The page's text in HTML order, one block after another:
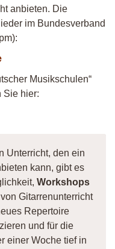
anbieten. Die
im Bundesverband
Musikschulen“
Sie hier:
Unterricht, den ein
kann, gibt es
Workshops
Gitarrenunterricht
Repertoire
und für die
einer Woche tief in